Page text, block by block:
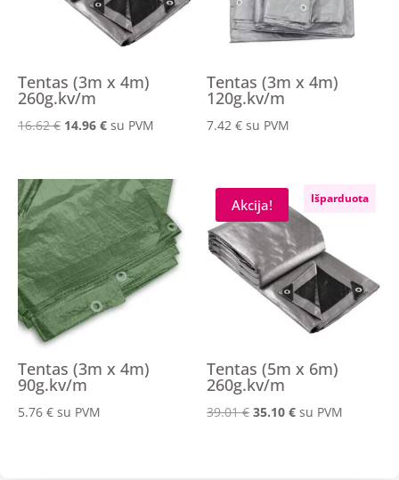
Tentas (3m x 4m)
260g.kv/m
16.62€ Original
16.62 €.
14.96 €Current
14.96 €.
su PVM
Tentas (3m x 4m)
120g.kv/m
7.42€ su PVM
Tentas (3m x 4m)
90g.kv/m
5.76 € su PVM
Akcija! Išparduota
Tentas (5m x 6m)
260g.kv/m
39.01€ Original
35.10€Current
su PVM